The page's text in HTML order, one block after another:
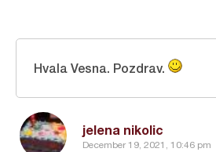
jelena nikolic
December 19, 2021, 10:46 pm
Hvala Vesna. Pozdrav.